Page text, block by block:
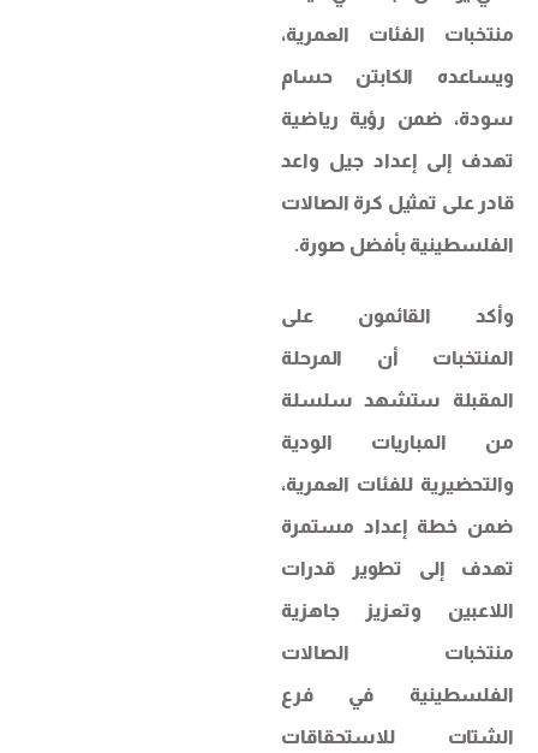
منتخبات الفئات العمرية،
ويساعده الكابتن حسام
سودة، ضمن رؤية رياضية
تهدف إلى إعداد جيل واعد
قادر على تمثيل كرة الصالات
الفلسطينية بأفضل صورة.
وأكد القائمون على
المنتخبات أن المرحلة
المقبلة ستشهد سلسلة
من المباريات الودية
والتحضيرية للفئات العمرية،
ضمن خطة إعداد مستمرة
تهدف إلى تطوير قدرات
اللاعبين وتعزيز جاهزية
منتخبات الصالات
الفلسطينية في فرع
الشتات للاستحقاقات